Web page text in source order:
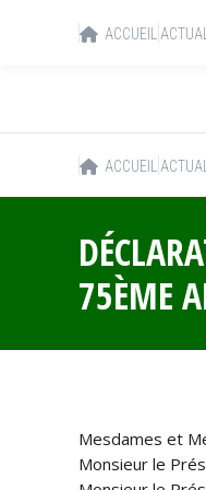
ACCUEIL
75ÈME
Mesdames et
Monsieur le
ACCUEIL